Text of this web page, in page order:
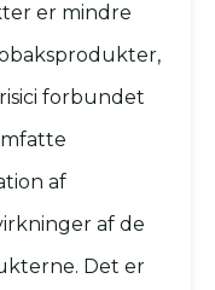
er mindre
forbundet
af
af de
Det er